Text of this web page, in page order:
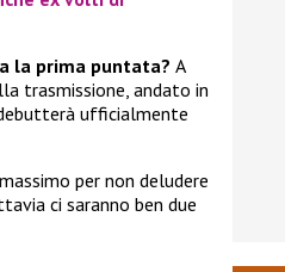
la prima puntata? A
trasmissione, andato in
ufficialmente
per non deludere
ci saranno ben due